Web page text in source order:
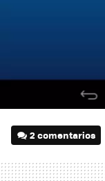
2 comentarios